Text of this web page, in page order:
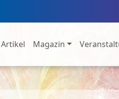
Artikel Magazin